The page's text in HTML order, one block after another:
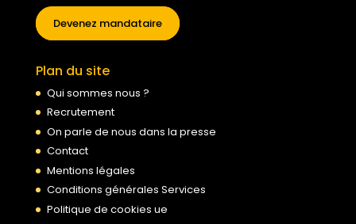
Devenez mandataire
Plan du site
Qui sommes nous ?
Recrutement
On parle de nous dans la presse
Contact
Mentions légales
Conditions générales Services
Politique de cookies ue